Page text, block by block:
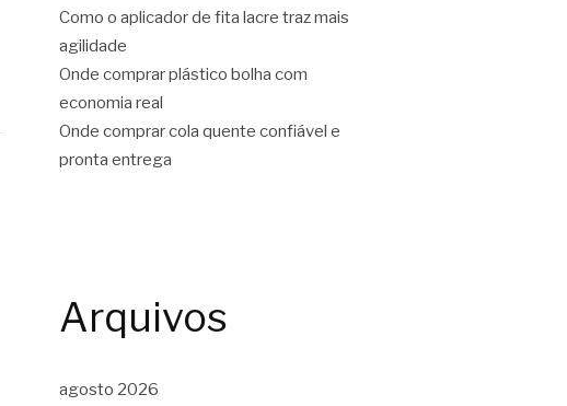
Como o aplicador de fita lacre traz mais
agilidade
Onde comprar plástico bolha com
economia real
Onde comprar cola quente confiável e
pronta entrega
Arquivos
agosto 2026